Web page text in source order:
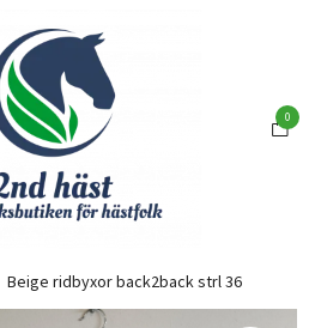
0
Beige ridbyxor back2back strl 36